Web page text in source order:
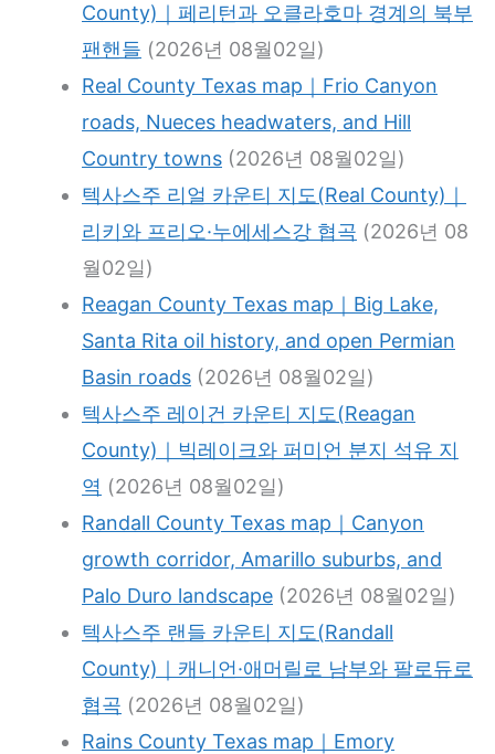
County)｜페리턴과 오클라호마 경계의 북부
팬핸들 (2026년 08월02일)
Real County Texas map｜Frio Canyon
roads, Nueces headwaters, and Hill
Country towns (2026년 08월02일)
텍사스주 리얼 카운티 지도(Real County)｜
리키와 프리오·누에세스강 협곡 (2026년 08
월02일)
Reagan County Texas map｜Big Lake,
Santa Rita oil history, and open Permian
Basin roads (2026년 08월02일)
텍사스주 레이건 카운티 지도(Reagan
County)｜빅레이크와 퍼미언 분지 석유 지
역 (2026년 08월02일)
Randall County Texas map｜Canyon
growth corridor, Amarillo suburbs, and
Palo Duro landscape (2026년 08월02일)
텍사스주 랜들 카운티 지도(Randall
County)｜캐니언·애머릴로 남부와 팔로듀로
협곡 (2026년 08월02일)
Rains County Texas map｜Emory